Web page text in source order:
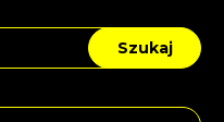
Szukaj